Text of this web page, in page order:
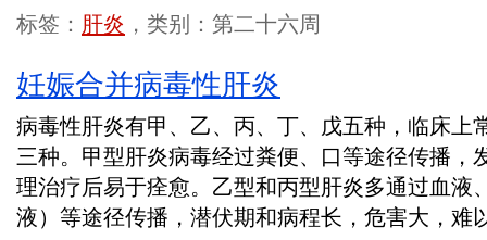
标签： 肝炎 ，类别：第二十六周
妊娠合并病毒性肝炎
病毒性肝炎有甲、乙、丙、丁、戊五种，临床上
三种。甲型肝炎病毒经过粪便、口等途径传播，
理治疗后易于痊愈。乙型和丙型肝炎多通过血液
液）等途径传播，潜伏期和病程长，危害大，难